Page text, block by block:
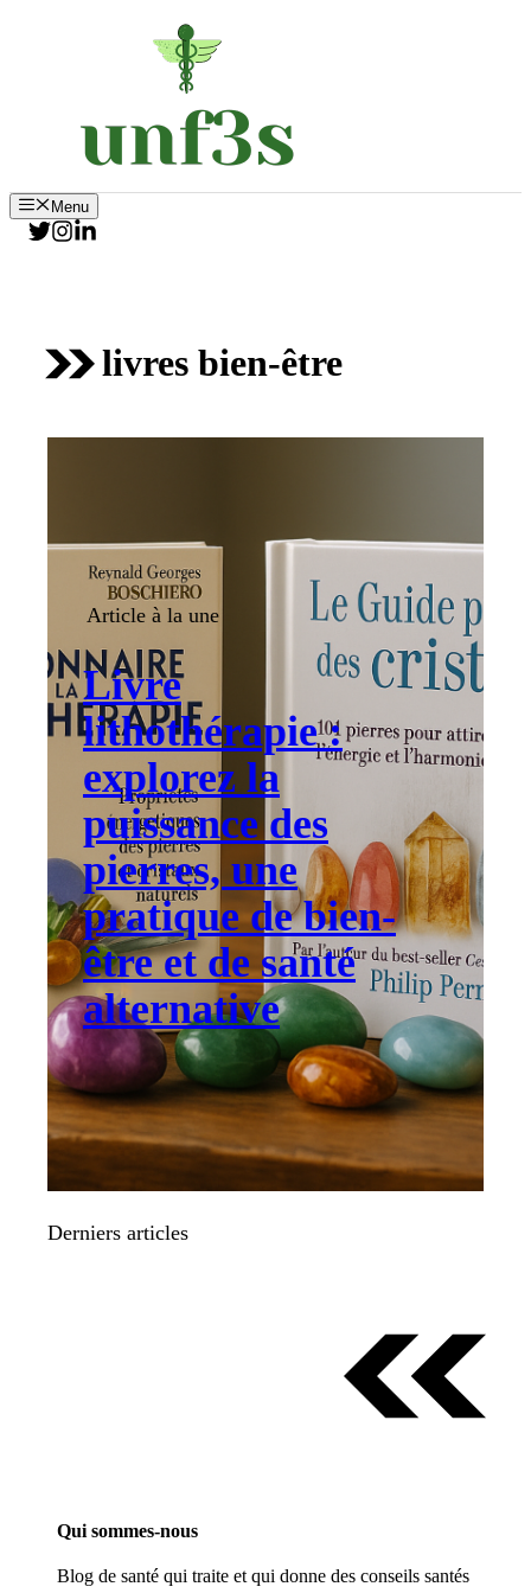
Menu
livres bien-être
Article à la une
Livre
lithothérapie :
explorez la
puissance des
pierres, une
pratique de bien-
être et de santé
alternative
Derniers articles
Qui sommes-nous
Blog de santé qui traite et qui donne des conseils santés